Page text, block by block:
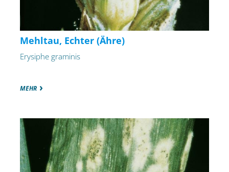
Mehltau, Echter (Ähre)
Erysiphe graminis
MEHR